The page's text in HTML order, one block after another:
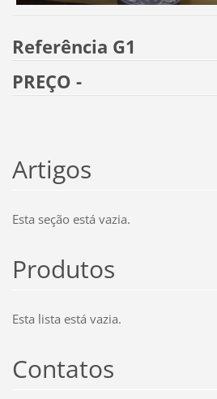
Referência G1
PREÇO -
Artigos
Esta seção está vazia.
Produtos
Esta lista está vazia.
Contatos